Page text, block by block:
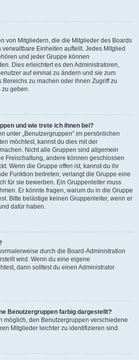
von Mitgliedern, die die Mitglieder des Boards
Einheiten aufteilt. Jedes Mitglied
und jeder Gruppe können
Dies erleichtert es den Administratoren,
auf einmal zu ändern und sie zum
zu machen oder ihnen Zugriff zu
zu geben.
und wie trete ich ihnen bei?
unter „Benutzergruppen“ im persönlichen
möchtest, kannst du dies mit der
Nicht alle Gruppen sind allgemein
Freischaltung, andere können geschlossen
Wenn die Gruppe offen ist, kannst du ihr
Funktion beitreten; verlangt die Gruppe eine
für sie bewerben. Ein Gruppenleiter muss
Er könnte fragen, warum du in die Gruppe
Bitte belästige keinen Gruppenleiter, wenn er
dafür haben.
durch die Board-Administration
wird. Wenn du eine eigene
dann solltest du einen Administrator
Benutzergruppen farbig dargestellt?
möglich, den Benutzergruppen verschiedene
Mitglieder leichter zu identifizieren sind.